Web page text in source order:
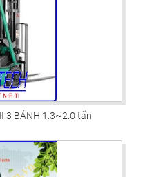
3 BÁNH 1.3~2.0 tấn